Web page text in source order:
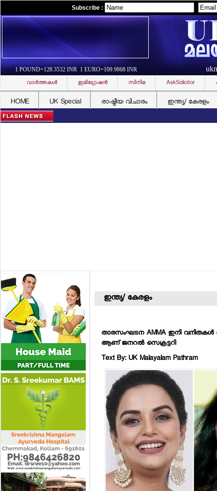
Subscribe :
1 POUND=128.3532 INR 1 EURO=109.9868 INR
വാര്‍ത്തകള്‍ ഇമിഗ്രേഷന്‍ സിനിമ AskSolicitor
HOME UK Special രാഷ്ട്രീയ വിചാരം ഇന്ത്യ/ കേരളം
ഇന്ത്യ/ കേരളം
താരസംഘടന AMMA ഇനി വനിതകള്‍
ആണ് ജനറല്‍ സെക്രട്ടറി
Text By: UK Malayalam Pathram